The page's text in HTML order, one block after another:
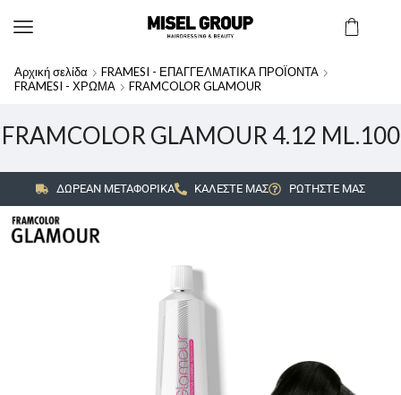
Αρχική σελίδα
FRAMESI - ΕΠΑΓΓΕΛΜΑΤΙΚΑ ΠΡΟΪΟΝΤΑ
FRAMESI - ΧΡΩΜΑ
FRAMCOLOR GLAMOUR
FRAMCOLOR GLAMOUR 4.12 ML.100
ΔΩΡΕΑΝ ΜΕΤΑΦΟΡΙΚΑ ΚΑΛΕΣΤΕ ΜΑΣ ΡΩΤΗΣΤΕ ΜΑΣ